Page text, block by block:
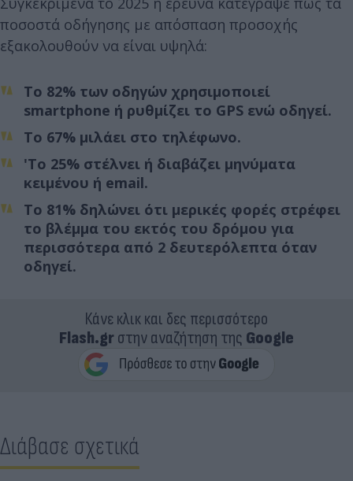
ποσοστά οδήγησης με απόσπαση προσοχής
εξακολουθούν να είναι υψηλά:
Το 82% των οδηγών χρησιμοποιεί
smartphone ή ρυθμίζει το GPS ενώ οδηγεί.
Το 67% μιλάει στο τηλέφωνο.
'Το 25% στέλνει ή διαβάζει μηνύματα
κειμένου ή email.
Το 81% δηλώνει ότι μερικές φορές στρέφει
το βλέμμα του εκτός του δρόμου για
περισσότερα από 2 δευτερόλεπτα όταν
οδηγεί.
Κάνε κλικ και δες περισσότερο
Flash.grστην αναζήτηση της Google
Διάβασε σχετικά